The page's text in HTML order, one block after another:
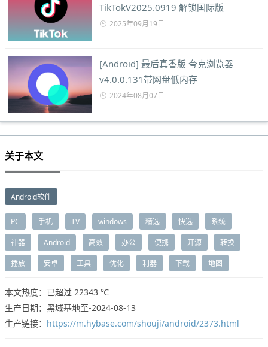
TikTokV2025.0919 解锁国际版
2025年09月19日
[Android] 最后真香版 夸克浏览器
v4.0.0.131带网盘低内存
2024年08月07日
关于本文
Android软件
PC 手机 TV windows 精选 快选 系统
神器 Android 高效 办公 便携 开源 转换
播放 安卓 工具 优化 利器 下载 地图
本文热度：已超过 22343 ℃
生产日期：黑域基地至-2024-08-13
生产链接： https://m.hybase.com/shouji/android/2373.html